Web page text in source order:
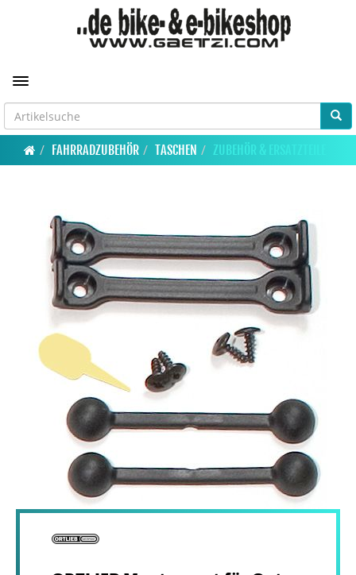
Toggle navigation
FAHRRADZUBEHÖR TASCHEN ZUBEHÖR & ERSATZTEILE